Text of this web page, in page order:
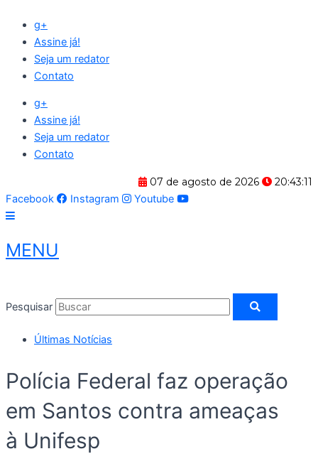
para
conteúdo
g+
Assine já!
Seja um redator
Contato
g+
Assine já!
Seja um redator
Contato
07 de agosto de 2026
20:43:12
Facebook
Instagram Youtube
MENU
Pesquisar
Últimas Notícias
Polícia Federal faz operação
em Santos contra ameaças
à Unifesp